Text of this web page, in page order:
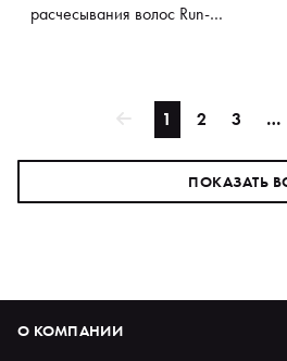
расчесывания волос Run-
1 2 3 …
ПОКАЗАТЬ
О КОМПАНИИ